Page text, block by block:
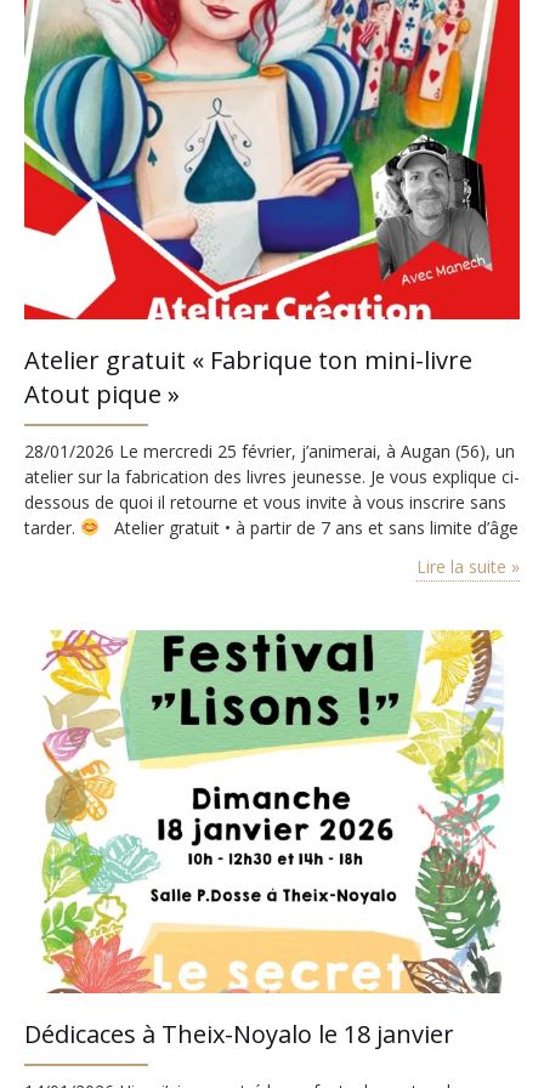
Atelier gratuit « Fabrique ton mini-livre
Atout pique »
28/01/2026 Le mercredi 25 février, j’animerai, à Augan (56), un
atelier sur la fabrication des livres jeunesse. Je vous explique ci-
dessous de quoi il retourne et vous invite à vous inscrire sans
tarder.
Atelier gratuit • à partir de 7 ans et sans limite d’âge
Lire la suite »
Dédicaces à Theix-Noyalo le 18 janvier